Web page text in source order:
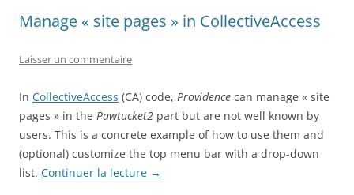
Manage « site pages » in CollectiveAccess
Laisser un commentaire
In CollectiveAccess (CA) code, Providence can manage « site
pages » in the Pawtucket2 part but are not well known by
users. This is a concrete example of how to use them and
(optional) customize the top menu bar with a drop-down
list. Continuer la lecture →